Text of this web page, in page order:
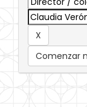
Comenzar